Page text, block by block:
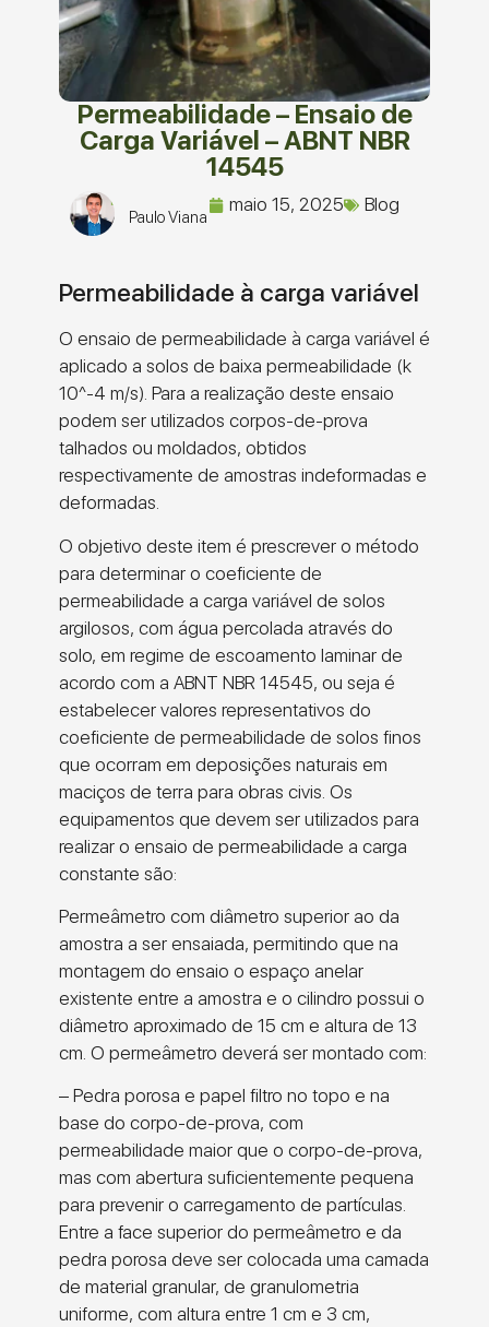
Permeabilidade – Ensaio de
Carga Variável – ABNT NBR
14545
Paulo Viana
maio 15, 2025 Blog
Permeabilidade à carga variável
O ensaio de permeabilidade à carga variável é
aplicado a solos de baixa permeabilidade (k
10^-4 m/s). Para a realização deste ensaio
podem ser utilizados corpos-de-prova
talhados ou moldados, obtidos
respectivamente de amostras indeformadas e
deformadas.
O objetivo deste item é prescrever o método
para determinar o coeficiente de
permeabilidade a carga variável de solos
argilosos, com água percolada através do
solo, em regime de escoamento laminar de
acordo com a ABNT NBR 14545, ou seja é
estabelecer valores representativos do
coeficiente de permeabilidade de solos finos
que ocorram em deposições naturais em
maciços de terra para obras civis. Os
equipamentos que devem ser utilizados para
realizar o ensaio de permeabilidade a carga
constante são:
Permeâmetro com diâmetro superior ao da
amostra a ser ensaiada, permitindo que na
montagem do ensaio o espaço anelar
existente entre a amostra e o cilindro possui o
diâmetro aproximado de 15 cm e altura de 13
cm. O permeâmetro deverá ser montado com:
– Pedra porosa e papel filtro no topo e na
base do corpo-de-prova, com
permeabilidade maior que o corpo-de-prova,
mas com abertura suficientemente pequena
para prevenir o carregamento de partículas.
Entre a face superior do permeâmetro e da
pedra porosa deve ser colocada uma camada
de material granular, de granulometria
uniforme, com altura entre 1 cm e 3 cm,